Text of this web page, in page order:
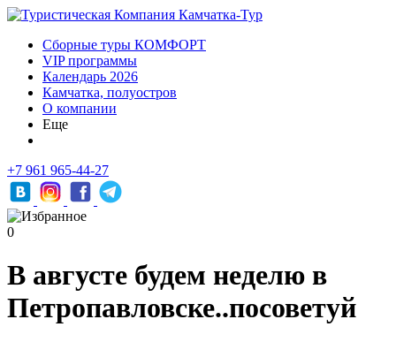
Сборные туры КОМФОРТ
VIP программы
Календарь 2026
Камчатка, полуостров
О компании
Еще
+7 961 965-44-27
0
В августе будем неделю в
Петропавловске..посоветуй